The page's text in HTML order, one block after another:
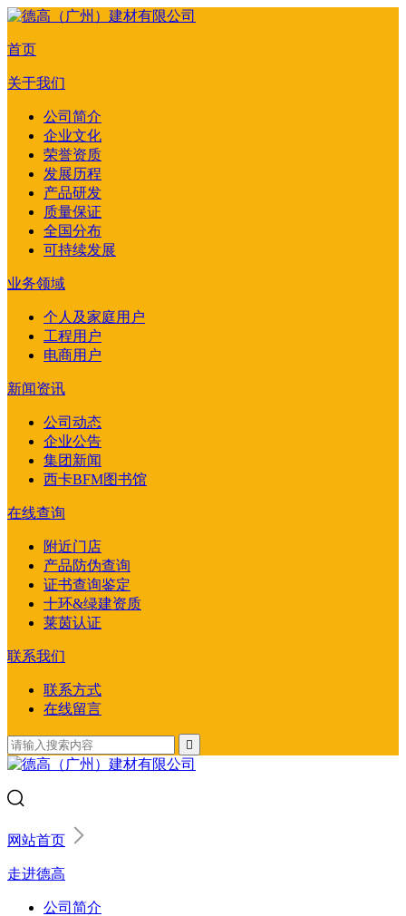
首页
关于我们
公司简介
企业文化
荣誉资质
发展历程
产品研发
质量保证
全国分布
可持续发展
业务领域
个人及家庭用户
工程用户
电商用户
新闻资讯
公司动态
企业公告
集团新闻
西卡BFM图书馆
在线查询
附近门店
产品防伪查询
证书查询鉴定
十环&绿建资质
莱茵认证
联系我们
联系方式
在线留言

网站首页
走进德高
公司简介